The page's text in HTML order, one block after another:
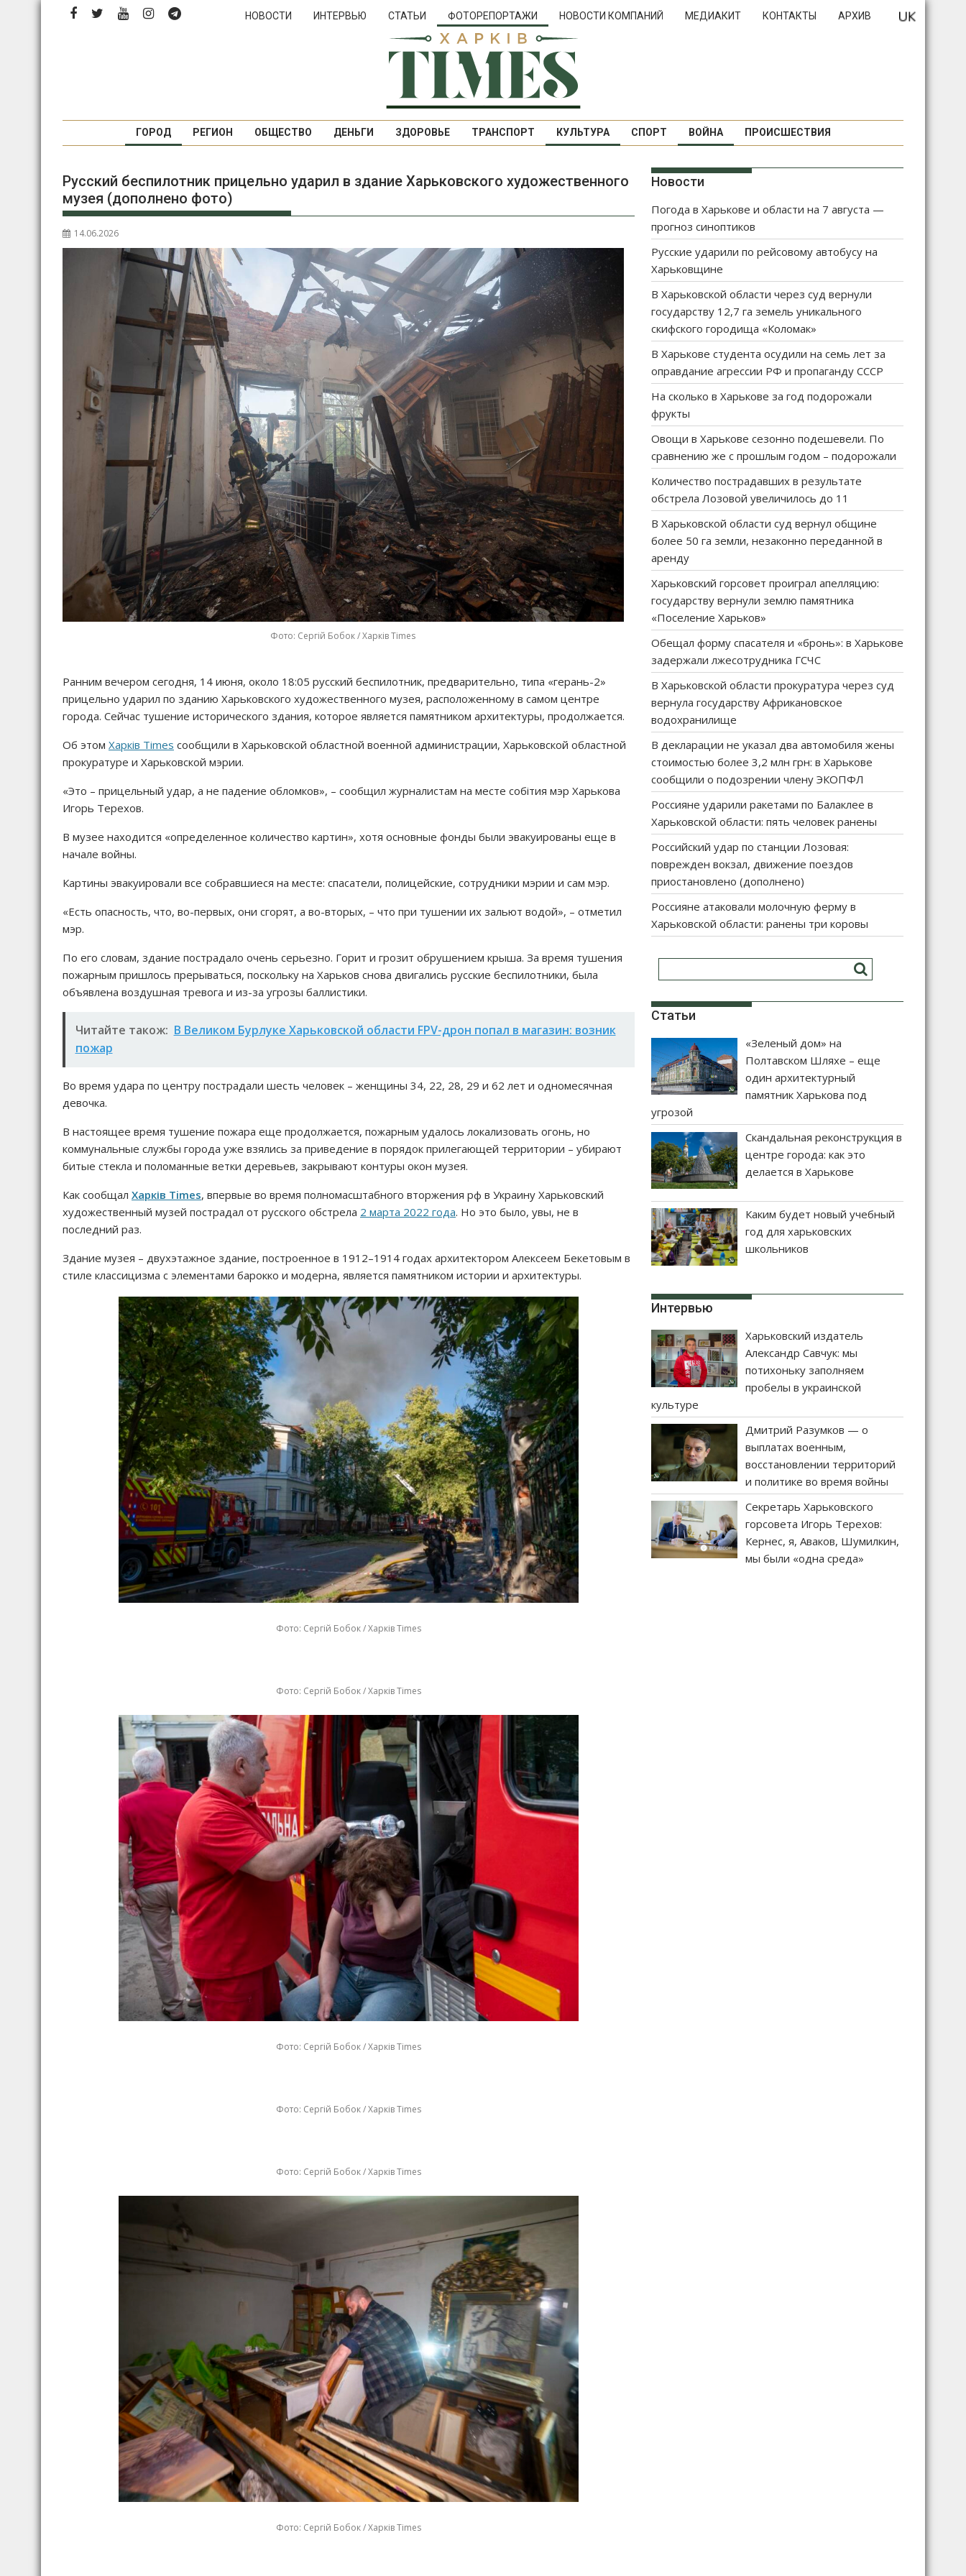
Перейти
НОВОСТИ ИНТЕРВЬЮ СТАТЬИ ФОТОРЕПОРТАЖИ НОВОСТИ КОМПАНИЙ МЕДИАКИТ КОНТАКТЫ АРХИВ
ГОРОД РЕГИОН ОБЩЕСТВО ДЕНЬГИ ЗДОРОВЬЕ ТРАНСПОРТ КУЛЬТУРА СПОРТ ВОЙНА ПРОИСШЕСТВИЯ
Русский беспилотник прицельно ударил в здание Харьковского художественного
музея (дополнено фото)
14.06.2026
Фото: Сергій Бобок / Харків Times
Ранним вечером сегодня, 14 июня, около 18:05 русский беспилотник, предварительно, типа «герань-2»
прицельно ударил по зданию Харьковского художественного музея, расположенному в самом центре
города. Сейчас тушение исторического здания, которое является памятником архитектуры, продолжается.
Об этом Харків Times сообщили в Харьковской областной военной администрации, Харьковской областной
прокуратуре и Харьковской мэрии.
«Это – прицельный удар, а не падение обломков», – сообщил журналистам на месте собітия мэр Харькова
Игорь Терехов.
В музее находится «определенное количество картин», хотя основные фонды были эвакуированы еще в
начале войны.
Картины эвакуировали все собравшиеся на месте: спасатели, полицейские, сотрудники мэрии и сам мэр.
«Есть опасность, что, во-первых, они сгорят, а во-вторых, – что при тушении их зальют водой», – отметил
мэр.
По его словам, здание пострадало очень серьезно. Горит и грозит обрушением крыша. За время тушения
пожарным пришлось прерываться, поскольку на Харьков снова двигались русские беспилотники, была
объявлена ​​воздушная тревога и из-за угрозы баллистики.
Читайте також: В Великом Бурлуке Харьковской области FPV-дрон попал в магазин: возник
пожар
Во время удара по центру пострадали шесть человек – женщины 34, 22, 28, 29 и 62 лет и одномесячная
девочка.
В настоящее время тушение пожара еще продолжается, пожарным удалось локализовать огонь, но
коммунальные службы города уже взялись за приведение в порядок прилегающей территории – убирают
битые стекла и поломанные ветки деревьев, закрывают контуры окон музея.
Как сообщал Харків Times, впервые во время полномасштабного вторжения рф в Украину Харьковский
художественный музей пострадал от русского обстрела 2 марта 2022 года. Но это было, увы, не в
последний раз.
Здание музея – двухэтажное здание, построенное в 1912–1914 годах архитектором Алексеем Бекетовым в
стиле классицизма с элементами барокко и модерна, является памятником истории и архитектуры.
Фото: Сергій Бобок / Харків Times
Фото: Сергій Бобок / Харків Times
Фото: Сергій Бобок / Харків Times
Фото: Сергій Бобок / Харків Times
Фото: Сергій Бобок / Харків Times
Фото: Сергій Бобок / Харків Times
Новости
Погода в Харькове и области на 7 августа —
прогноз синоптиков
Русские ударили по рейсовому автобусу на
Харьковщине
В Харьковской области через суд вернули
государству 12,7 га земель уникального
скифского городища «Коломак»
В Харькове студента осудили на семь лет за
оправдание агрессии РФ и пропаганду СССР
На сколько в Харькове за год подорожали
фрукты
Овощи в Харькове сезонно подешевели. По
сравнению же с прошлым годом – подорожали
Количество пострадавших в результате
обстрела Лозовой увеличилось до 11
В Харьковской области суд вернул общине
более 50 га земли, незаконно переданной в
аренду
Харьковский горсовет проиграл апелляцию:
государству вернули землю памятника
«Поселение Харьков»
Обещал форму спасателя и «бронь»: в Харькове
задержали лжесотрудника ГСЧС
В Харьковской области прокуратура через суд
вернула государству Африкановское
водохранилище
В декларации не указал два автомобиля жены
стоимостью более 3,2 млн грн: в Харькове
сообщили о подозрении члену ЭКОПФЛ
Россияне ударили ракетами по Балаклее в
Харьковской области: пять человек ранены
Российский удар по станции Лозовая:
поврежден вокзал, движение поездов
приостановлено (дополнено)
Россияне атаковали молочную ферму в
Харьковской области: ранены три коровы
Статьи
«Зеленый дом» на
Полтавском Шляхе – еще
один архитектурный
памятник Харькова под
угрозой
Скандальная реконструкция в
центре города: как это
делается в Харькове
Каким будет новый учебный
год для харьковских
школьников
Интервью
Харьковский издатель
Александр Савчук: мы
потихоньку заполняем
пробелы в украинской
культуре
Дмитрий Разумков — о
выплатах военным,
восстановлении территорий
и политике во время войны
Секретарь Харьковского
горсовета Игорь Терехов:
Кернес, я, Аваков, Шумилкин,
мы были «одна среда»